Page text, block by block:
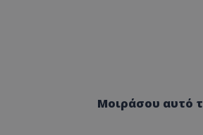
Μοιράσου αυτό